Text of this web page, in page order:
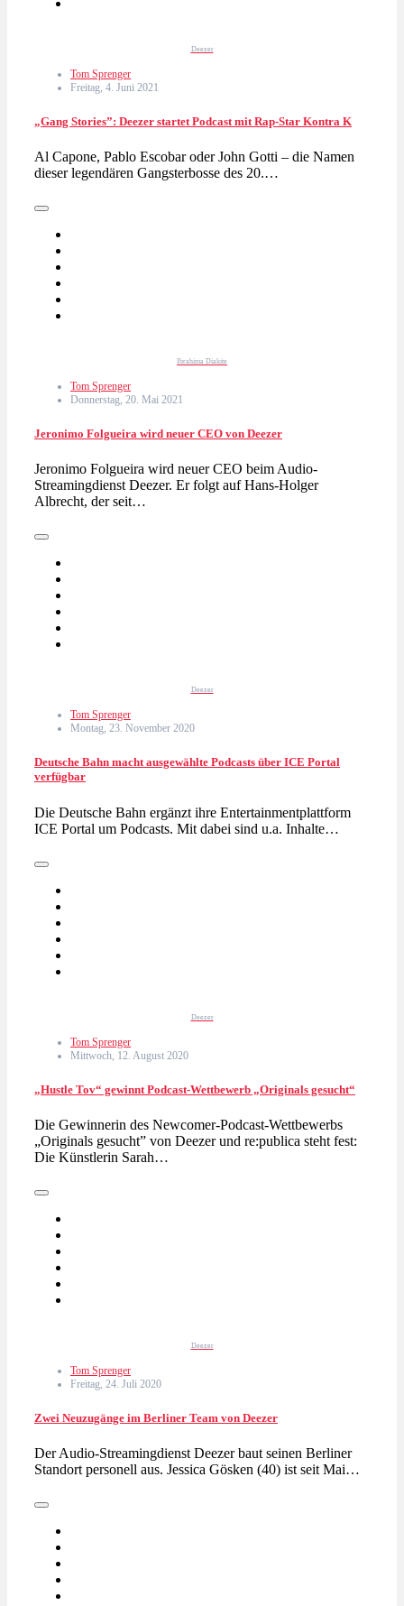
Deezer
Tom Sprenger
Freitag, 4. Juni 2021
„Gang Stories”: Deezer startet Podcast mit Rap-Star Kontra K
Al Capone, Pablo Escobar oder John Gotti – die Namen
dieser legendären Gangsterbosse des 20.…
Ibrahima Diakite
Tom Sprenger
Donnerstag, 20. Mai 2021
Jeronimo Folgueira wird neuer CEO von Deezer
Jeronimo Folgueira wird neuer CEO beim Audio-
Streamingdienst Deezer. Er folgt auf Hans-Holger
Albrecht, der seit…
Deezer
Tom Sprenger
Montag, 23. November 2020
Deutsche Bahn macht ausgewählte Podcasts über ICE Portal
verfügbar
Die Deutsche Bahn ergänzt ihre Entertainmentplattform
ICE Portal um Podcasts. Mit dabei sind u.a. Inhalte…
Deezer
Tom Sprenger
Mittwoch, 12. August 2020
„Hustle Tov“ gewinnt Podcast-Wettbewerb „Originals gesucht“
Die Gewinnerin des Newcomer-Podcast-Wettbewerbs
„Originals gesucht” von Deezer und re:publica steht fest:
Die Künstlerin Sarah…
Deezer
Tom Sprenger
Freitag, 24. Juli 2020
Zwei Neuzugänge im Berliner Team von Deezer
Der Audio-Streamingdienst Deezer baut seinen Berliner
Standort personell aus. Jessica Gösken (40) ist seit Mai…